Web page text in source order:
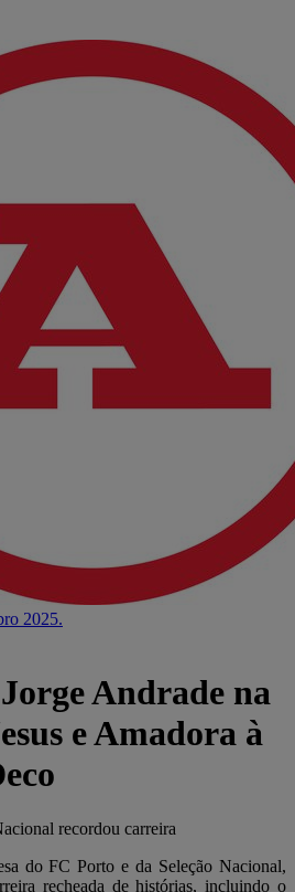
2025.
Andrade na
e Amadora à
recordou carreira
do FC Porto e da Seleção Nacional,
recheada de histórias, incluindo o